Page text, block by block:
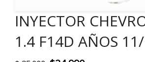
INYECTOR
1.4 F14D AÑOS